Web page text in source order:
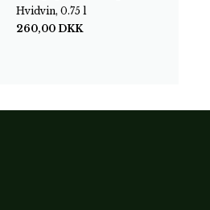
Hvidvin, 0.75 l
260,00 DKK